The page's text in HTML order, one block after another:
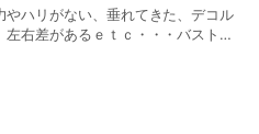
やハリがない、垂れてきた、デコル
左右差があるｅｔｃ・・・バストの